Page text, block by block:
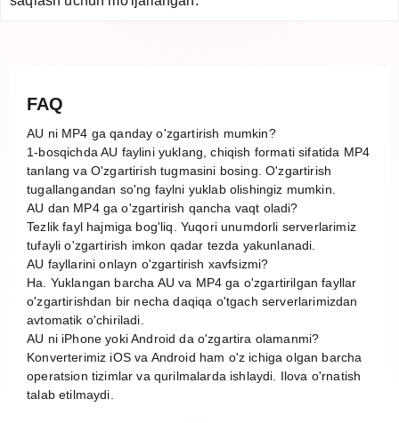
FAQ
AU ni MP4 ga qanday o'zgartirish mumkin?
1-bosqichda AU faylini yuklang, chiqish formati sifatida MP4
tanlang va O'zgartirish tugmasini bosing. O'zgartirish
tugallangandan so'ng faylni yuklab olishingiz mumkin.
AU dan MP4 ga o'zgartirish qancha vaqt oladi?
Tezlik fayl hajmiga bog'liq. Yuqori unumdorli serverlarimiz
tufayli o'zgartirish imkon qadar tezda yakunlanadi.
AU fayllarini onlayn o'zgartirish xavfsizmi?
Ha. Yuklangan barcha AU va MP4 ga o'zgartirilgan fayllar
o'zgartirishdan bir necha daqiqa o'tgach serverlarimizdan
avtomatik o'chiriladi.
AU ni iPhone yoki Android da o'zgartira olamanmi?
Konverterimiz iOS va Android ham o'z ichiga olgan barcha
operatsion tizimlar va qurilmalarda ishlaydi. Ilova o'rnatish
talab etilmaydi.